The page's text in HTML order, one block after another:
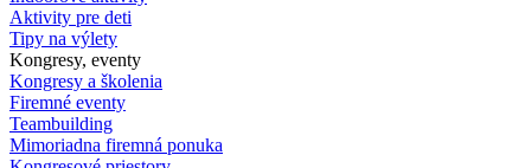
Aktivity pre deti
Tipy na výlety
Kongresy, eventy
Kongresy a školenia
Firemné eventy
Teambuilding
Mimoriadna firemná ponuka